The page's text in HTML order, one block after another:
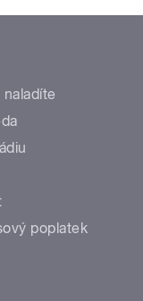
naladíte
poplatek